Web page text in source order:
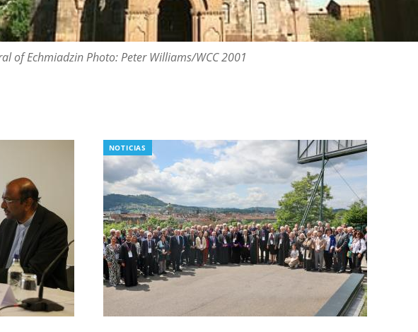
of Echmiadzin Photo: Peter Williams/WCC 2001
NOTICIAS